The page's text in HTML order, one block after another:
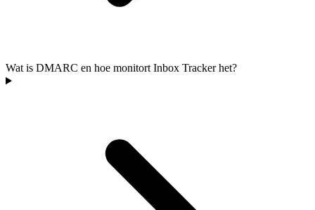
Wat is DMARC en hoe monitort Inbox Tracker het?